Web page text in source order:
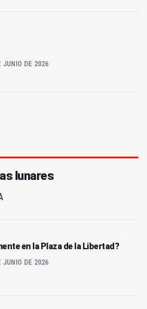
JUNIO DE 2026
lunares
en la Plaza de la Libertad?
JUNIO DE 2026